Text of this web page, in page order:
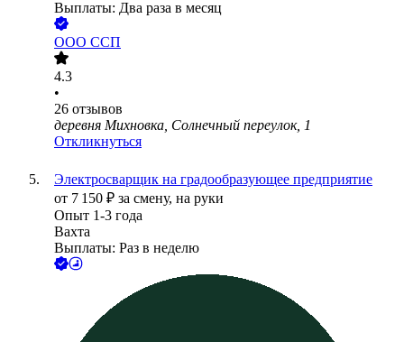
Выплаты: Два раза в месяц
ООО ССП
4.3
•
26 отзывов
деревня Михновка, Солнечный переулок, 1
Откликнуться
Электросварщик на градообразующее предприятие
от 7 150 ₽ за смену, на руки
Опыт 1-3 года
Вахта
Выплаты: Раз в неделю